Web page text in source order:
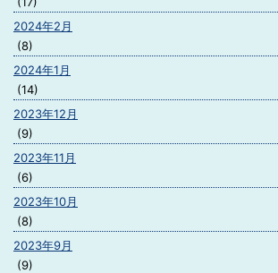
2024年2月
(8)
2024年1月
(14)
2023年12月
(9)
2023年11月
(6)
2023年10月
(8)
2023年9月
(9)